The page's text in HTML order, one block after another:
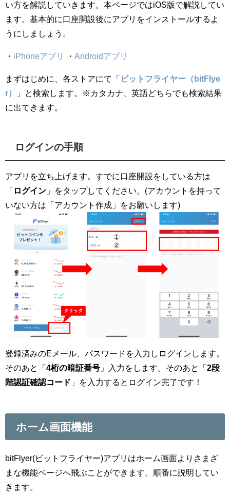
い方を解説していきます。本ページではiOS版で解説してい
ます。基本的に口座開設後にアプリをインストールするよ
うにしましょう。
・ iPhoneアプリ ・ Androidアプリ
まずはじめに、各ストアにて「 ビットフライヤー（bitFlye
r）
」と検索します。※カタカナ、英語どちらでも検索結果
に出てきます。
ログインの手順
アプリを立ち上げます。すでに口座開設をしている方は
「 ログイン 」をタップしてください。(アカウントを持って
いない方は「アカウント作成」をお願いします)
登録済みのEメール、パスワードを入力しログインします。
そのあと「 4桁の暗証番号 」入力をします。そのあと「 2段
階認証確認コード 」を入力するとログイン完了です！
ホーム画面機能
bitFlyer(ビットフライヤー)アプリはホーム画面よりさまざ
まな機能ページへ飛ぶことができます。順番に説明してい
きます。